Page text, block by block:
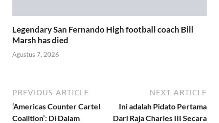
Legendary San Fernando High football coach Bill
Marsh has died
Agustus 7, 2026
PREVIOUS ARTICLE
‘Americas Counter Cartel
Coalition’: Di Dalam
NEXT ARTICLE
Ini adalah Pidato Pertama
Dari Raja Charles III Secara